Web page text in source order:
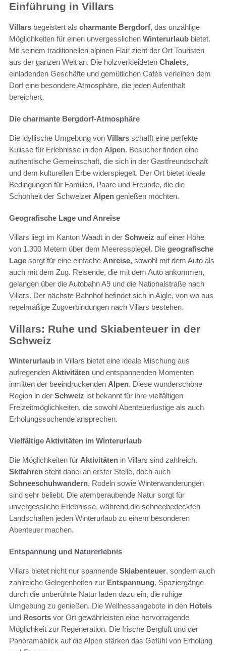
Einführung in Villars
Villars begeistert als charmante Bergdorf, das unzählige
Möglichkeiten für einen unvergesslichen Winterurlaub bietet.
Mit seinem traditionellen alpinen Flair zieht der Ort Touristen
aus der ganzen Welt an. Die holzverkleideten Chalets,
einladenden Geschäfte und gemütlichen Cafés verleihen dem
Dorf eine besondere Atmosphäre, die jeden Aufenthalt
bereichert.
Die charmante Bergdorf-Atmosphäre
Die idyllische Umgebung von Villars schafft eine perfekte
Kulisse für Erlebnisse in den Alpen. Besucher finden eine
authentische Gemeinschaft, die sich in der Gastfreundschaft
und dem kulturellen Erbe widerspiegelt. Der Ort bietet ideale
Bedingungen für Familien, Paare und Freunde, die die
Schönheit der Schweizer Alpen genießen möchten.
Geografische Lage und Anreise
Villars liegt im Kanton Waadt in der Schweiz auf einer Höhe
von 1.300 Metern über dem Meeresspiegel. Die geografische
Lage sorgt für eine einfache Anreise, sowohl mit dem Auto als
auch mit dem Zug. Reisende, die mit dem Auto ankommen,
gelangen über die Autobahn A9 und die Nationalstraße nach
Villars. Der nächste Bahnhof befindet sich in Aigle, von wo aus
regelmäßige Zugverbindungen nach Villars bestehen.
Villars: Ruhe und Skiabenteuer in der
Schweiz
Winterurlaub in Villars bietet eine ideale Mischung aus
aufregenden Aktivitäten und entspannenden Momenten
inmitten der beeindruckenden Alpen. Diese wunderschöne
Region in der Schweiz ist bekannt für ihre vielfältigen
Freizeitmöglichkeiten, die sowohl Abenteuerlustige als auch
Erholungssuchende ansprechen.
Vielfältige Aktivitäten im Winterurlaub
Die Möglichkeiten für Aktivitäten in Villars sind zahlreich.
Skifahren steht dabei an erster Stelle, doch auch
Schneeschuhwandern, Rodeln sowie Winterwanderungen
sind sehr beliebt. Die atemberaubende Natur sorgt für
unvergessliche Erlebnisse, während die schneebedeckten
Landschaften jeden Winterurlaub zu einem besonderen
Abenteuer machen.
Entspannung und Naturerlebnis
Villars bietet nicht nur spannende Skiabenteuer, sondern auch
zahlreiche Gelegenheiten zur Entspannung. Spaziergänge
durch die unberührte Natur laden dazu ein, die ruhige
Umgebung zu genießen. Die Wellnessangebote in den Hotels
und Resorts vor Ort gewährleisten eine hervorragende
Möglichkeit zur Regeneration. Die frische Bergluft und der
Panoramablick auf die Alpen stärken das Gefühl von Erholung